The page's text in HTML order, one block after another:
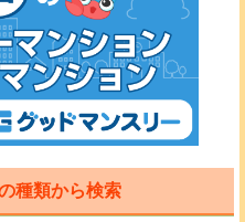
種類から検索